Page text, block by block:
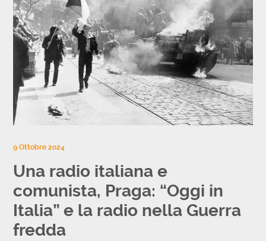
9 Ottobre 2024
Una radio italiana e
comunista, Praga: “Oggi in
Italia” e la radio nella Guerra
fredda